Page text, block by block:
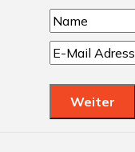
N
a
m
N
a
m
E
-
M
Weiter